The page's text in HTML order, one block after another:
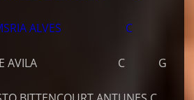
MSRIA ALVES C
LUIS DE AVILA C G